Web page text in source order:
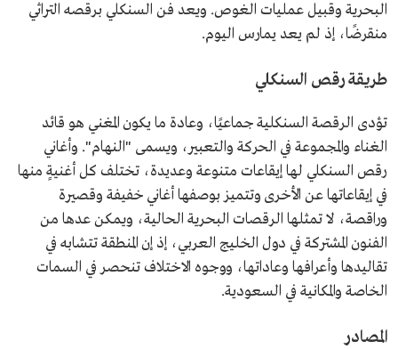
البحرية وقبيل عمليات الغوص. ويعد فن السنكلي برقصه التراثي
منقرضًا، إذ لم يعد يمارس اليوم.
طريقة رقص السنكلي
تؤدى الرقصة السنكلية جماعيًا، وعادة ما يكون المغني هو قائد
الغناء والمجموعة في الحركة والتعبير، ويسمى "النهام". وأغاني
رقص السنكلي لها إيقاعات متنوعة وعديدة، تختلف كل أغنيةٍ منها
في إيقاعاتها عن الأخرى وتتميز بوصفها أغاني خفيفة وقصيرة
وراقصة، لا تمثلها الرقصات البحرية الحالية، ويمكن عدها من
الفنون المشتركة في دول الخليج العربي، إذ إن المنطقة تتشابه في
تقاليدها وأعرافها وعاداتها، ووجوه الاختلاف تنحصر في السمات
الخاصة والمكانية في السعودية.
المصادر